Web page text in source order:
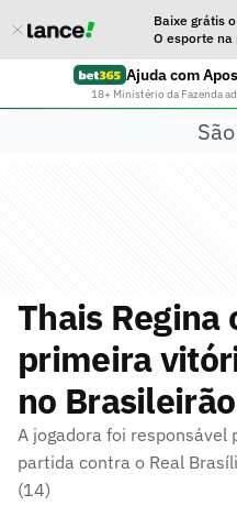
Baixe grátis
O esporte na
Ajuda com
18+ Ministério da Fazenda
Thais Regina
primeira
no
A jogadora foi responsável
partida contra o Real
(14)